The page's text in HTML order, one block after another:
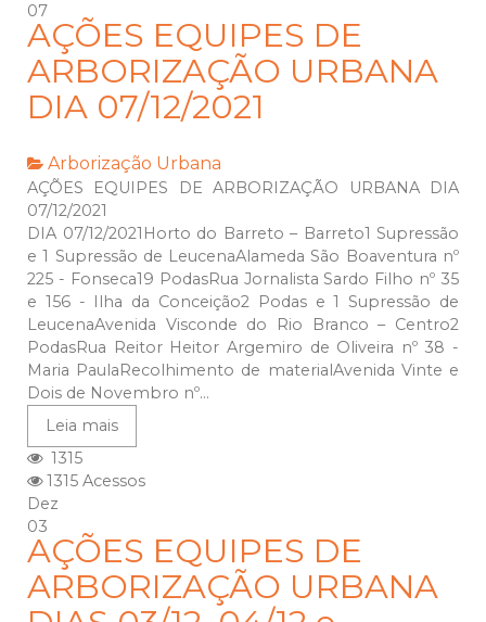
07
AÇÕES EQUIPES DE
ARBORIZAÇÃO URBANA
DIA 07/12/2021
Arborização Urbana
AÇÕES EQUIPES DE ARBORIZAÇÃO URBANA DIA
07/12/2021
DIA 07/12/2021Horto do Barreto – Barreto1 Supressão
e 1 Supressão de LeucenaAlameda São Boaventura nº
225 - Fonseca19 PodasRua Jornalista Sardo Filho nº 35
e 156 - Ilha da Conceição2 Podas e 1 Supressão de
LeucenaAvenida Visconde do Rio Branco – Centro2
PodasRua Reitor Heitor Argemiro de Oliveira nº 38 -
Maria PaulaRecolhimento de materialAvenida Vinte e
Dois de Novembro nº...
Leia mais
1315
1315 Acessos
Dez
03
AÇÕES EQUIPES DE
ARBORIZAÇÃO URBANA